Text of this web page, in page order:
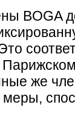
BOGA
же
меры,